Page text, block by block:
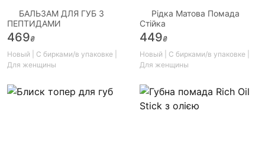
БАЛЬЗАМ ДЛЯ ГУБ З
ПЕПТИДАМИ
469₴
Новый | С бирками/в упаковке |
Для женщины
Рідка Матова Помада
Стійка
449₴
Новый | С бирками/в упаковке |
Для женщины